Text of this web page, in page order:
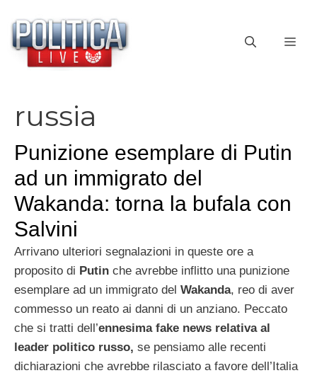
contenuto
russia
Punizione esemplare di Putin
ad un immigrato del
Wakanda: torna la bufala con
Salvini
Arrivano ulteriori segnalazioni in queste ore a
proposito di Putin che avrebbe inflitto una punizione
esemplare ad un immigrato del Wakanda, reo di aver
commesso un reato ai danni di un anziano. Peccato
che si tratti dell’ennesima fake news relativa al
leader politico russo, se pensiamo alle recenti
dichiarazioni che avrebbe rilasciato a favore dell’Italia